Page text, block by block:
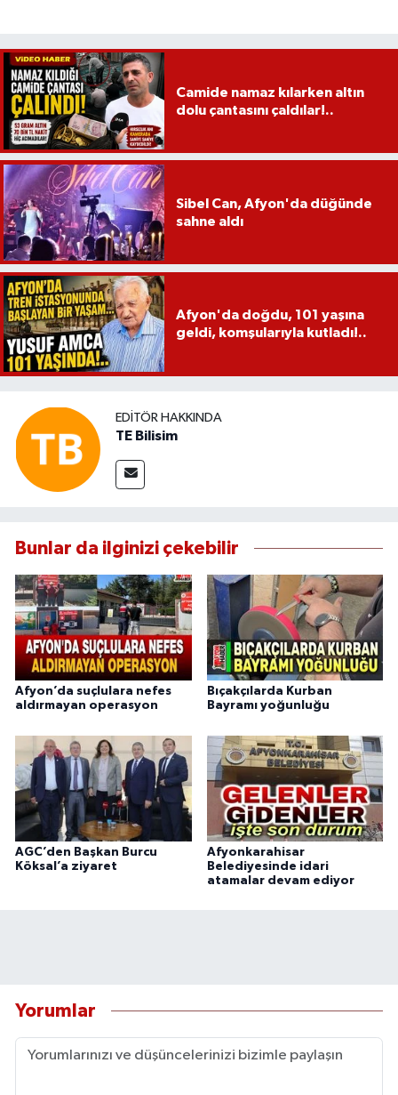
Camide namaz kılarken altın
dolu çantasını çaldılar!..
Sibel Can, Afyon'da düğünde
sahne aldı
Afyon'da doğdu, 101 yaşına
geldi, komşularıyla kutladı!..
EDITÖR HAKKINDA
TE Bilisim
Bunlar da ilginizi çekebilir
Afyon’da suçlulara nefes
aldırmayan operasyon
Bıçakçılarda Kurban
Bayramı yoğunluğu
AGC’den Başkan Burcu
Köksal’a ziyaret
Afyonkarahisar
Belediyesinde idari
atamalar devam ediyor
Yorumlar